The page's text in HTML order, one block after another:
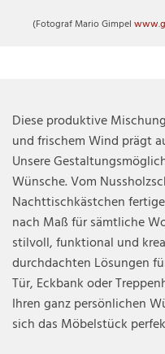
(Fotograf Mario Gimpel
Diese produktive
und frischem Wind prägt
Unsere
Wünsche. Vom
Nachttischkästchen
nach Maß für sämtliche
stilvoll, funktional und
durchdachten Lösungen
Tür, Eckbank oder
Ihren ganz persönlichen
sich das Möbelstück